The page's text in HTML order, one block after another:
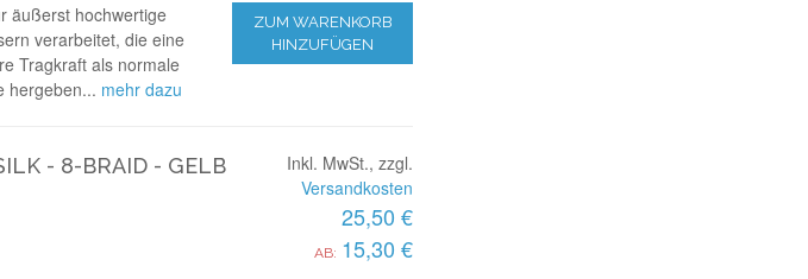
ZUM WARENKORB
HINZUFÜGEN
äußerst hochwertige
verarbeitet, die eine
Tragkraft als normale
hergeben... mehr dazu
- 8-BRAID - GELB
Inkl. MwSt., zzgl.
Versandkosten
25,50 €
AB: 15,30 €